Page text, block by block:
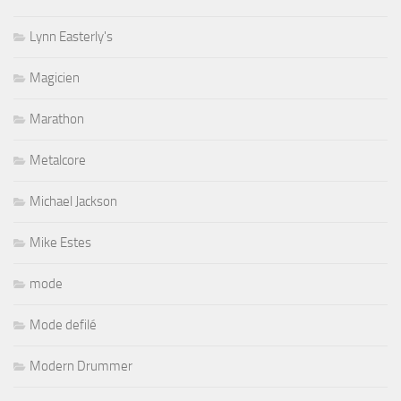
Lynn Easterly's
Magicien
Marathon
Metalcore
Michael Jackson
Mike Estes
mode
Mode defilé
Modern Drummer